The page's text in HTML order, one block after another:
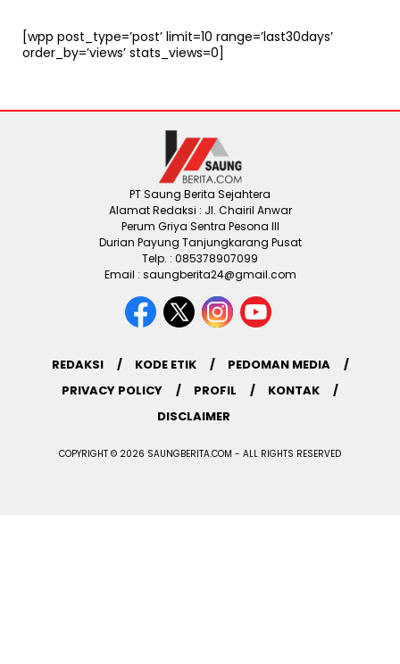
[wpp post_type=’post’ limit=10 range=’last30days’
order_by=’views’ stats_views=0]
PT Saung Berita Sejahtera
Alamat Redaksi : Jl. Chairil Anwar
Perum Griya Sentra Pesona III
Durian Payung Tanjungkarang Pusat
Telp. : 085378907099
Email : saungberita24@gmail.com
REDAKSI KODE ETIK
PEDOMAN MEDIA
PRIVACY POLICY
PROFIL
KONTAK
DISCLAIMER
COPYRIGHT © 2026 SAUNGBERITA.COM - ALL RIGHTS RESERVED